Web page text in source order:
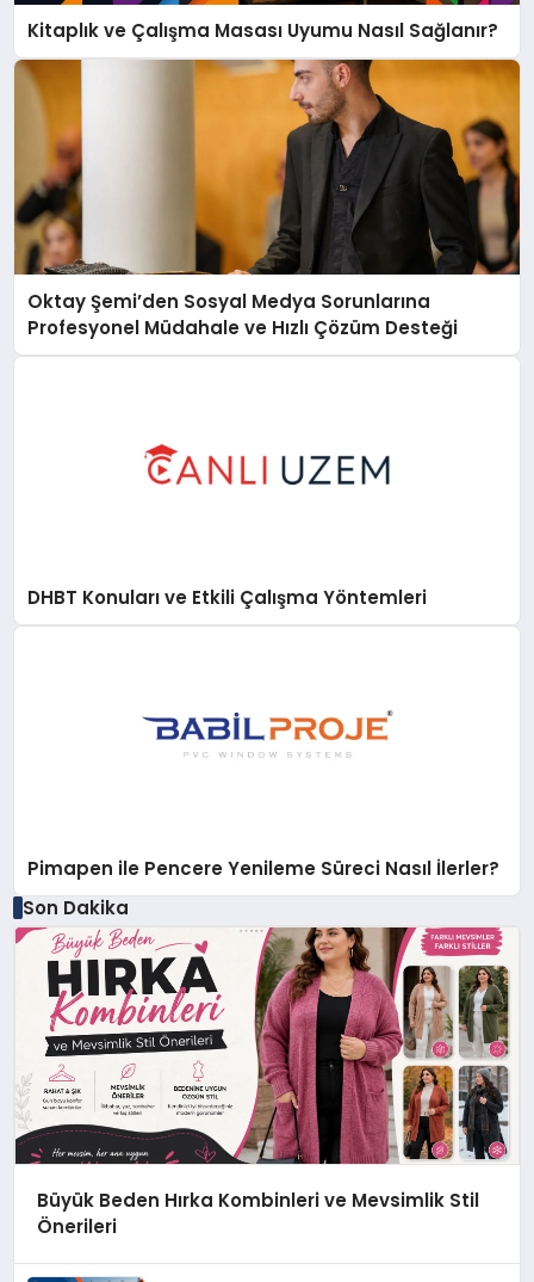
Kitaplık ve Çalışma Masası Uyumu Nasıl Sağlanır?
Oktay Şemi’den Sosyal Medya Sorunlarına
Profesyonel Müdahale ve Hızlı Çözüm Desteği
DHBT Konuları ve Etkili Çalışma Yöntemleri
Pimapen ile Pencere Yenileme Süreci Nasıl İlerler?
Son Dakika
Büyük Beden Hırka Kombinleri ve Mevsimlik Stil
Önerileri